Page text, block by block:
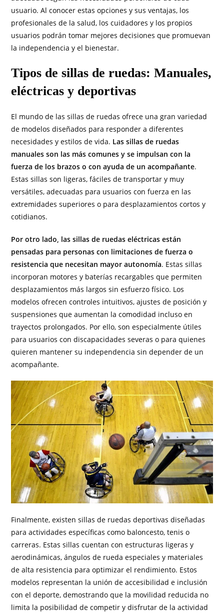
usuario. Al conocer estas opciones y sus ventajas, los
profesionales de la salud, los cuidadores y los propios
usuarios podrán tomar mejores decisiones que promuevan
la independencia y el bienestar.
Tipos de sillas de ruedas: Manuales,
eléctricas y deportivas
El mundo de las sillas de ruedas ofrece una gran variedad
de modelos diseñados para responder a diferentes
necesidades y estilos de vida. Las sillas de ruedas
manuales son las más comunes y se impulsan con la
fuerza de los brazos o con ayuda de un acompañante.
Estas sillas son ligeras, fáciles de transportar y muy
versátiles, adecuadas para usuarios con fuerza en las
extremidades superiores o para desplazamientos cortos y
cotidianos.
Por otro lado, las sillas de ruedas eléctricas están
pensadas para personas con limitaciones de fuerza o
resistencia que necesitan mayor autonomía. Estas sillas
incorporan motores y baterías recargables que permiten
desplazamientos más largos sin esfuerzo físico. Los
modelos ofrecen controles intuitivos, ajustes de posición y
suspensiones que aumentan la comodidad incluso en
trayectos prolongados. Por ello, son especialmente útiles
para usuarios con discapacidades severas o para quienes
quieren mantener su independencia sin depender de un
acompañante.
Finalmente, existen sillas de ruedas deportivas diseñadas
para actividades específicas como baloncesto, tenis o
carreras. Estas sillas cuentan con estructuras ligeras y
aerodinámicas, ángulos de rueda especiales y materiales
de alta resistencia para optimizar el rendimiento. Estos
modelos representan la unión de accesibilidad e inclusión
con el deporte, demostrando que la movilidad reducida no
limita la posibilidad de competir y disfrutar de la actividad